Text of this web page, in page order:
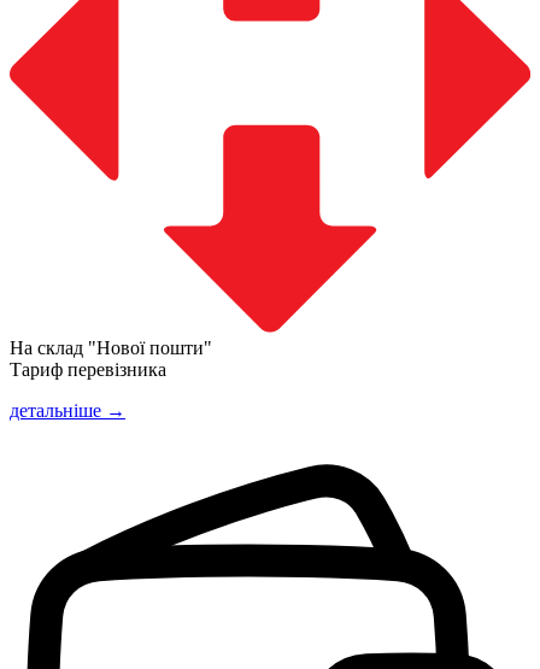
На склад "Нової пошти"
Тариф перевізника
детальніше →